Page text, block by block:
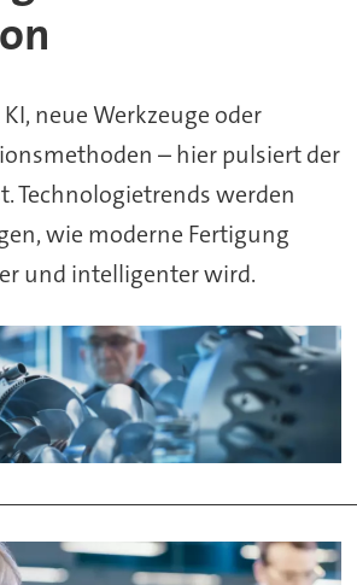
neue Werkzeuge oder
– hier pulsiert der
Technologietrends werden
wie moderne Fertigung
und intelligenter wird.